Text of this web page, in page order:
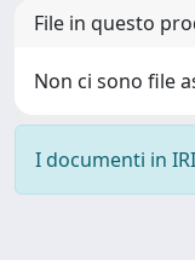
File in questo
Non ci sono file
I documenti in